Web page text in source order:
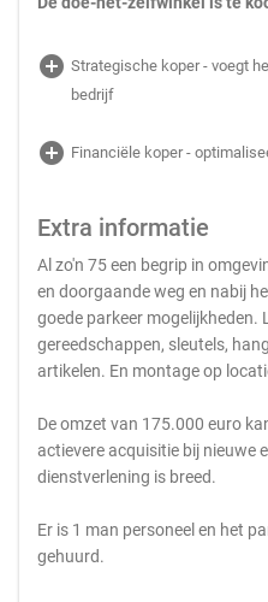
add_circle Strategische koper - voegt
bedrijf
add_circle Financiële koper -
Extra informatie
Al zo'n 75 een begrip in
en doorgaande weg en nabij
goede parkeer mogelijkheden.
gereedschappen, sleutels,
artikelen. En montage op
De omzet van 175.000 euro
actievere acquisitie bij nieuwe
dienstverlening is breed.
Er is 1 man personeel en het
gehuurd.